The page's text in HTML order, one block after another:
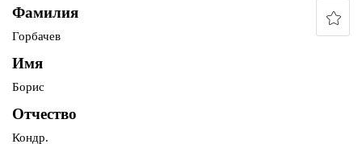
Фамилия
Горбачев
Имя
Борис
Отчество
Кондр.